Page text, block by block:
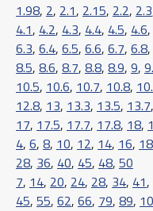
1.98, 2, 2.1, 2.15, 2.2, 2.3
4.1, 4.2, 4.3, 4.4, 4.5, 4.6,
6.3, 6.4, 6.5, 6.6, 6.7, 6.8,
8.5, 8.6, 8.7, 8.8, 8.9, 9,
10.5, 10.6, 10.7, 10.8,
12.8, 13, 13.3, 13.5, 13.7,
17, 17.5, 17.7, 17.8, 18,
4, 6, 8, 10, 12, 14, 16, 18
28, 36, 40, 45, 48, 50
7, 14, 20, 24, 28, 34, 41,
45, 55, 62, 66, 79, 89,